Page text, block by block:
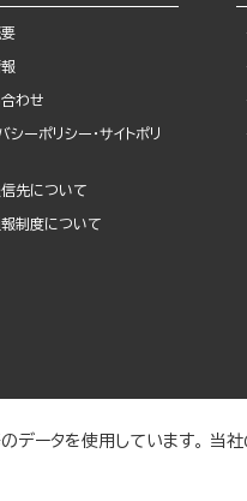
わせ
シーポリシー・サイトポリ
先について
制度について
データを使用しています。 当